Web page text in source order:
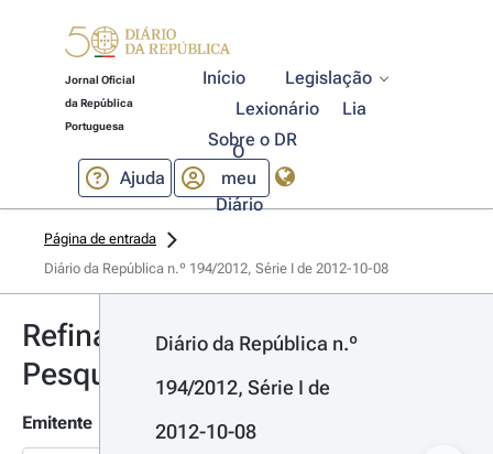
Jornal Oficial
da República
Portuguesa
Início
Legislação
Lexionário
Lia
Sobre o DR
Ajuda
O
meu
Diário
Página de entrada
Diário da República n.º 194/2012, Série I de 2012-10-08
Refinar
Pesquisa
Emitente
Diário da República n.º
194/2012, Série I de
2012-10-08